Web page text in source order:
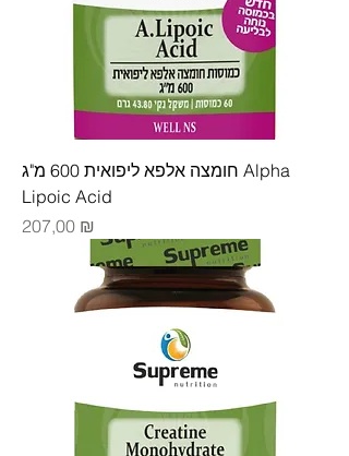
חומצה אלפא ליפואית 600 מ"ג Alpha
Lipoic Acid
Цена
207,00 ₪